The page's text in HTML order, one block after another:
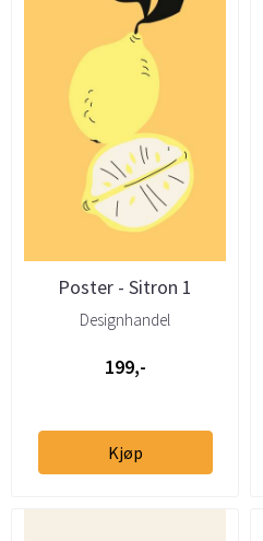
Poster - Sitron 1
Designhandel
199,-
Kjøp